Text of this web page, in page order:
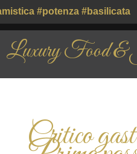
#potenza #basilicata
Luxury Food &
Critico